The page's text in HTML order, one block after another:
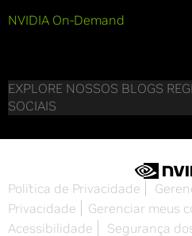
NVIDIA On-Demand
EXPLORE NOSSOS BLOGS
SOCIAIS
Política de Privacidade
Privacidade
Gerenciar meus
Acessibilidade
Segurança